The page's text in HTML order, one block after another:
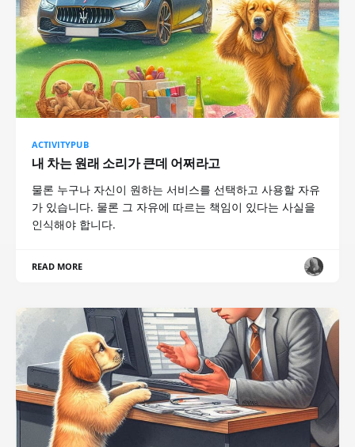
ACTIVITYPUB
내 차는 원래 소리가 큰데 어쩌라고
물론 누구나 자신이 원하는 서비스를 선택하고 사용할 자유
가 있습니다. 물론 그 자유에 따르는 책임이 있다는 사실을
인식해야 합니다.
READ MORE